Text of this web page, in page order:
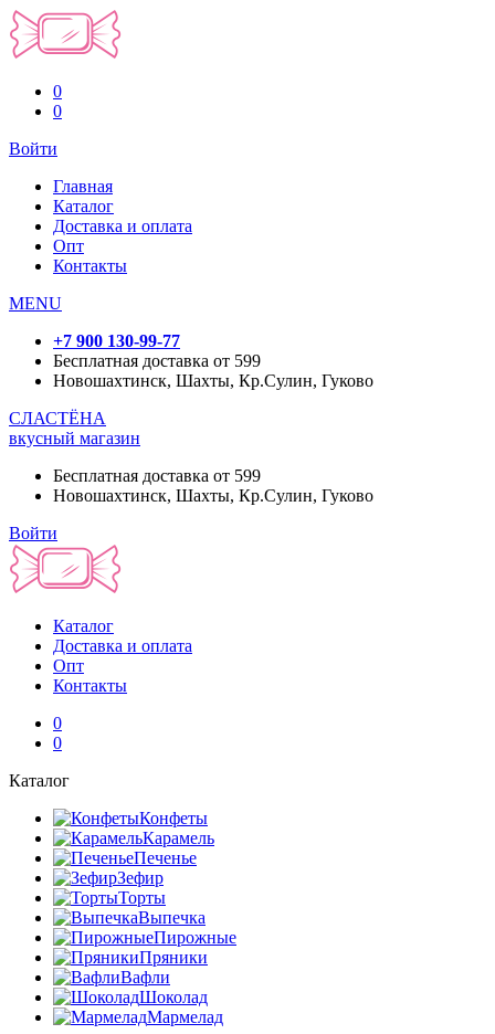
0
0
Войти
Главная
Каталог
Доставка и оплата
Опт
Контакты
MENU
+7 900 130-99-77
Бесплатная доставка от 599
Новошахтинск, Шахты, Кр.Сулин, Гуково
СЛАСТЁНА
вкусный магазин
Бесплатная доставка от 599
Новошахтинск, Шахты, Кр.Сулин, Гуково
Войти
Каталог
Доставка и оплата
Опт
Контакты
0
0
Каталог
Конфеты
Карамель
Печенье
Зефир
Торты
Выпечка
Пирожные
Пряники
Вафли
Шоколад
Мармелад